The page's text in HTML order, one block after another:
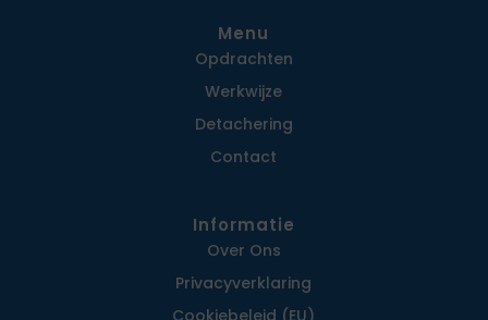
Menu
Opdrachten
Werkwijze
Detachering
Contact
Informatie
Over Ons
Privacy­verklaring